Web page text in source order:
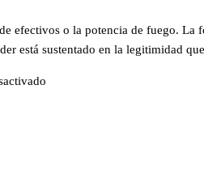
efectivos o la potencia de fuego. La
está sustentado en la legitimidad